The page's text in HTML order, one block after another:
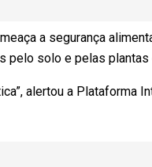
a segurança
pelo solo e pelas
alertou a